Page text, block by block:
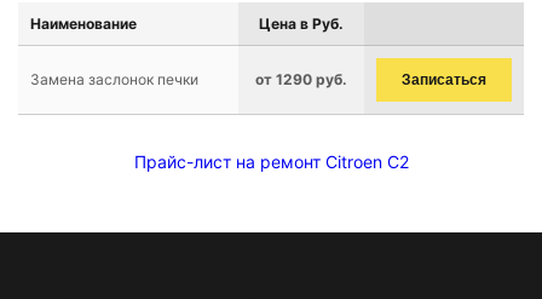
Наименование Цена в Руб.
Замена заслонок печки от 1290 руб. Записаться
Прайс-лист на ремонт Citroen C2